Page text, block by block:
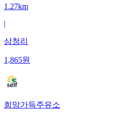
1.27km
|
삼청리
1,865원
희망가득주유소